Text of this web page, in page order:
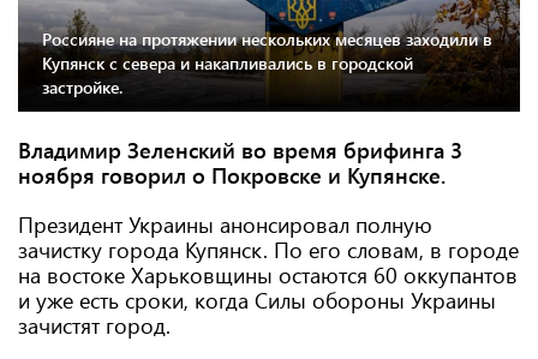
Россияне на протяжении нескольких месяцев заходили в
Купянск с севера и накапливались в городской
застройке.
Владимир Зеленский во время брифинга 3
ноября говорил о Покровске и Купянске.
Президент Украины анонсировал полную
зачистку города Купянск. По его словам, в городе
на востоке Харьковщины остаются 60 оккупантов
и уже есть сроки, когда Силы обороны Украины
зачистят город.